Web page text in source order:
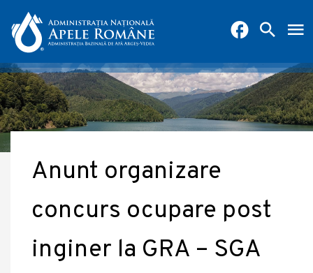
Anunt organizare
concurs ocupare post
inginer la GRA – SGA